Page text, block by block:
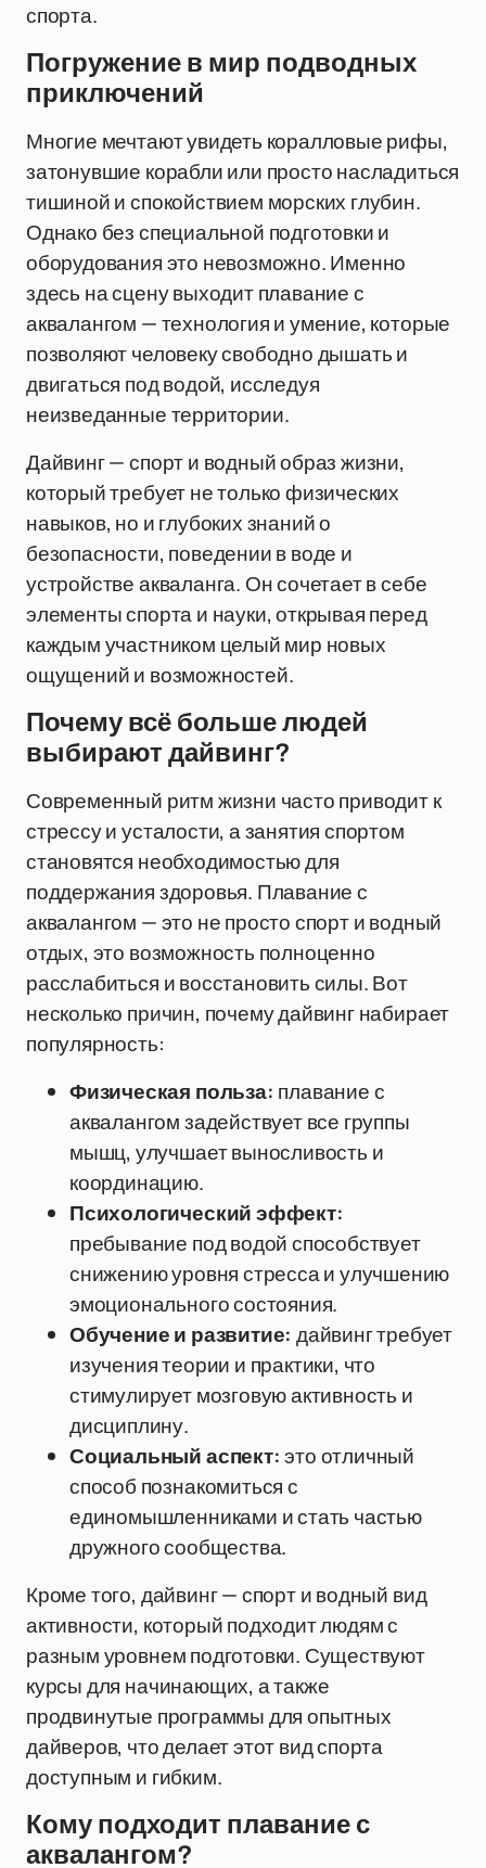
спорта.
Погружение в мир подводных
приключений
Многие мечтают увидеть коралловые рифы,
затонувшие корабли или просто насладиться
тишиной и спокойствием морских глубин.
Однако без специальной подготовки и
оборудования это невозможно. Именно
здесь на сцену выходит плавание с
аквалангом — технология и умение, которые
позволяют человеку свободно дышать и
двигаться под водой, исследуя
неизведанные территории.
Дайвинг — спорт и водный образ жизни,
который требует не только физических
навыков, но и глубоких знаний о
безопасности, поведении в воде и
устройстве акваланга. Он сочетает в себе
элементы спорта и науки, открывая перед
каждым участником целый мир новых
ощущений и возможностей.
Почему всё больше людей
выбирают дайвинг?
Современный ритм жизни часто приводит к
стрессу и усталости, а занятия спортом
становятся необходимостью для
поддержания здоровья. Плавание с
аквалангом — это не просто спорт и водный
отдых, это возможность полноценно
расслабиться и восстановить силы. Вот
несколько причин, почему дайвинг набирает
популярность:
Физическая польза: плавание с
аквалангом задействует все группы
мышц, улучшает выносливость и
координацию.
Психологический эффект:
пребывание под водой способствует
снижению уровня стресса и улучшению
эмоционального состояния.
Обучение и развитие: дайвинг требует
изучения теории и практики, что
стимулирует мозговую активность и
дисциплину.
Социальный аспект:это отличный
способ познакомиться с
единомышленниками и стать частью
дружного сообщества.
Кроме того, дайвинг — спорт и водный вид
активности, который подходит людям с
разным уровнем подготовки. Существуют
курсы для начинающих, а также
продвинутые программы для опытных
дайверов, что делает этот вид спорта
доступным и гибким.
Кому подходит плавание с
аквалангом?